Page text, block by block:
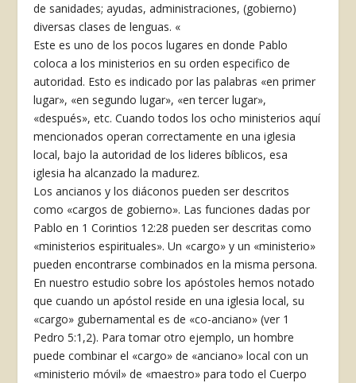
de sanidades; ayudas, administraciones, (gobierno)
diversas clases de lenguas. «
Este es uno de los pocos lugares en donde Pablo
coloca a los ministerios en su orden especifico de
autoridad. Esto es indicado por las palabras «en primer
lugar», «en segundo lugar», «en tercer lugar»,
«después», etc. Cuando todos los ocho ministerios aquí
mencionados operan correctamente en una iglesia
local, bajo la autoridad de los lideres bíblicos, esa
iglesia ha alcanzado la madurez.
Los ancianos y los diáconos pueden ser descritos
como «cargos de gobierno». Las funciones dadas por
Pablo en 1 Corintios 12:28 pueden ser descritas como
«ministerios espirituales». Un «cargo» y un «ministerio»
pueden encontrarse combinados en la misma persona.
En nuestro estudio sobre los apóstoles hemos notado
que cuando un apóstol reside en una iglesia local, su
«cargo» gubernamental es de «co-anciano» (ver 1
Pedro 5:1,2). Para tomar otro ejemplo, un hombre
puede combinar el «cargo» de «anciano» local con un
«ministerio móvil» de «maestro» para todo el Cuerpo